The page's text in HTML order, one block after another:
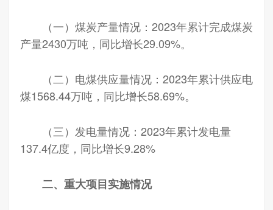
（一）煤炭产量情况：2023年累计完成煤炭
产量2430万吨，同比增长29.09%。
（二）电煤供应量情况：2023年累计供应电
煤1568.44万吨，同比增长58.69%。
（三）发电量情况：2023年累计发电量
137.4亿度，同比增长9.28%
二、重大项目实施情况